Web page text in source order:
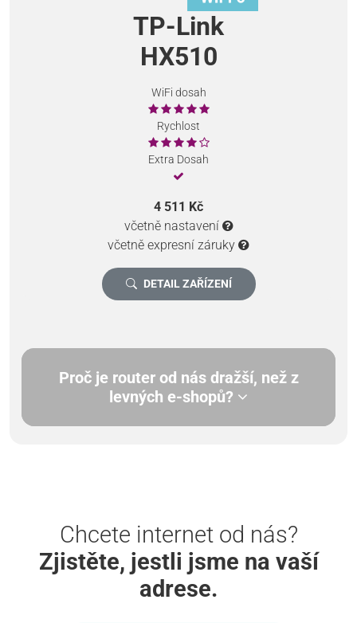
TP-Link
HX510
WiFi dosah
Rychlost
Extra Dosah
4 511 Kč
včetně nastavení
včetně expresní záruky
DETAIL ZAŘÍZENÍ
Proč je router od nás dražší, než z
levných e-shopů?
Chcete internet od nás?
Zjistěte, jestli jsme na vaší
adrese.